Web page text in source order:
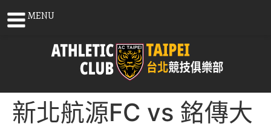
新北航源FC vs 銘傳大
MENU